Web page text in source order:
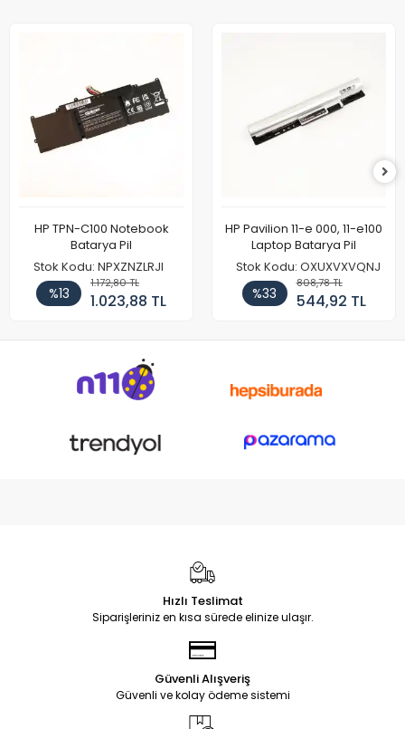
HP TPN-C100 Notebook
Batarya Pil
Stok Kodu: NPXZNZLRJI
%13
1.172,80 TL
1.023,88 TL
HP Pavilion 11-e 000, 11-e100
Laptop Batarya Pil
Stok Kodu: OXUXVXVQNJ
%33
808,78 TL
544,92 TL
Hızlı Teslimat
Siparişleriniz en kısa sürede elinize ulaşır.
Güvenli Alışveriş
Güvenli ve kolay ödeme sistemi